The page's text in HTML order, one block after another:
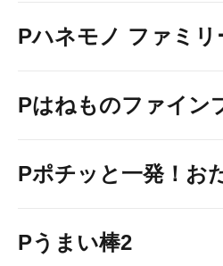
Pハネモノ ファミリ
Pはねものファイン
Pポチッと一発！お
Pうまい棒2